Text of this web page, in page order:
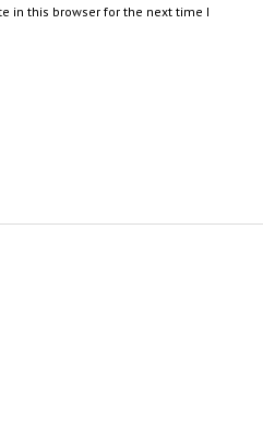
in this browser for the next time I